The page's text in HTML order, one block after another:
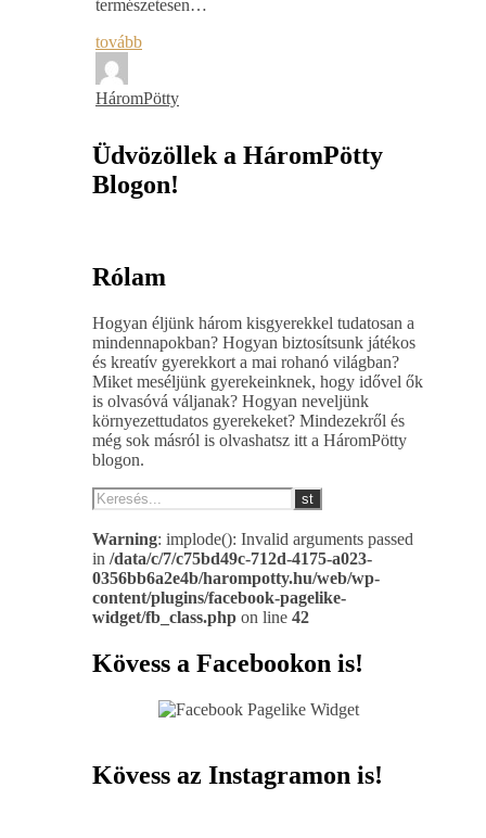
természetesen…
tovább
HáromPötty
Üdvözöllek a HáromPötty
Blogon!
Rólam
Hogyan éljünk három kisgyerekkel tudatosan a
mindennapokban? Hogyan biztosítsunk játékos
és kreatív gyerekkort a mai rohanó világban?
Miket meséljünk gyerekeinknek, hogy idővel ők
is olvasóvá váljanak? Hogyan neveljünk
környezettudatos gyerekeket? Mindezekről és
még sok másról is olvashatsz itt a HáromPötty
blogon.
Warning: implode(): Invalid arguments passed
in /data/c/7/c75bd49c-712d-4175-a023-
0356bb6a2e4b/harompotty.hu/web/wp-
content/plugins/facebook-pagelike-
widget/fb_class.php on line 42
Kövess a Facebookon is!
Kövess az Instagramon is!